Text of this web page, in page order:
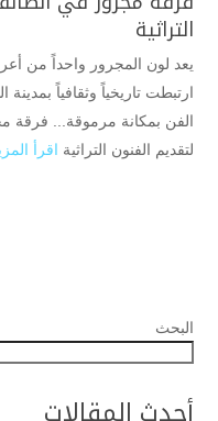
التراثية
يعد لون المجرور واحداً من
ارتبطت تاريخياً وثقافياً
الفن بمكانة مرموقة... فرقة
لتقديم الفنون التراثية اقرأ
البحث